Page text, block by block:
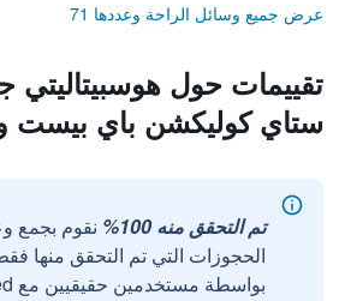
عرض جميع وسائل الراحة وعددها 71
تقييمات حول هوسبيتاليتي
ستاي كوليكشن باي بيست
تم التحقق منه 100%
نقوم بجمع
الحجوزات التي تم التحقق منها